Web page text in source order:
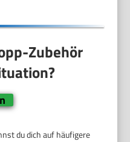
Zubehör
du dich auf häufigere